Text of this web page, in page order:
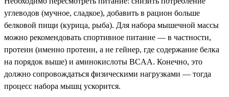
углеводов (мучное, сладкое), добавить в рацион больше
белковой пищи (курица, рыба). Для набора мышечной массы
можно рекомендовать спортивное питание — в частности,
протеин (именно протеин, а не гейнер, где содержание белка
на порядок выше) и аминокислоты BCAA. Конечно, это
должно сопровождаться физическими нагрузками — тогда
процесс набора мышц ускорится.